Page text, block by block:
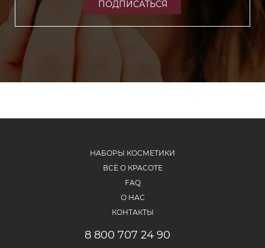
ПОДПИСАТЬСЯ
НАБОРЫ КОСМЕТИКИ
ВСЁ О КРАСОТЕ
FAQ
О НАС
КОНТАКТЫ
8 800 707 24 90